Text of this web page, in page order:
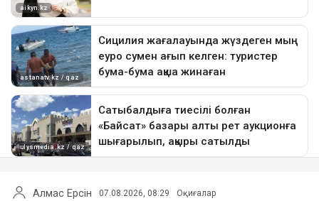
Алмас Ерсін 07.08.2026, 08:29 Оқиғалар